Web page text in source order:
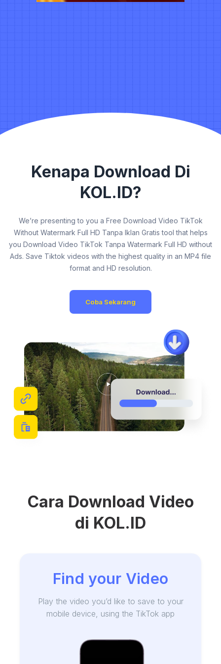
Kenapa Download Di
KOL.ID?
We’re presenting to you a Free Download Video TikTok
Without Watermark Full HD Tanpa Iklan Gratis tool that helps
you Download Video TikTok Tanpa Watermark Full HD without
Ads. Save Tiktok videos with the highest quality in an MP4 file
format and HD resolution.
Coba Sekarang
Cara Download Video
di KOL.ID
Find your Video
Play the video you’d like to save to your
mobile device, using the TikTok app